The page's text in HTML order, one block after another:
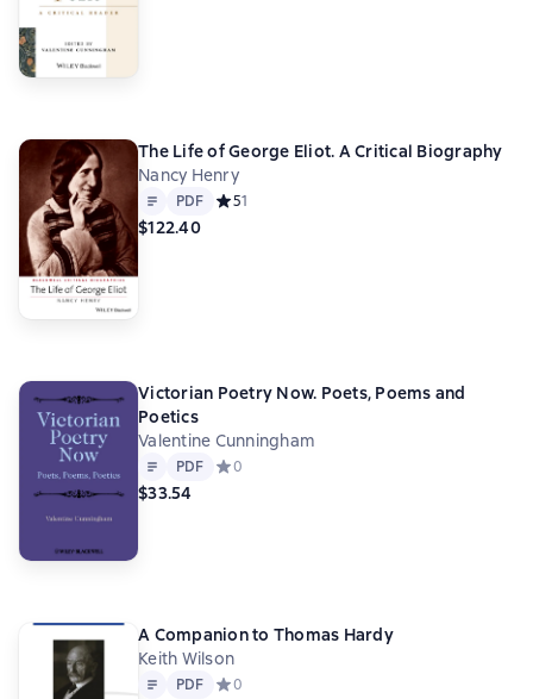
The Life of George Eliot. A Critical Biography
Nancy Henry
Text PDF
PDF Средний рейтинг 5 на основе 1 оценок
51
$122.40
Victorian Poetry Now. Poets, Poems and
Poetics
Valentine Cunningham
Text PDF
PDF Средний рейтинг 0 на основе 0 оценок
0
$33.54
A Companion to Thomas Hardy
Keith Wilson
Text PDF
PDF Средний рейтинг 0 на основе 0 оценок
0